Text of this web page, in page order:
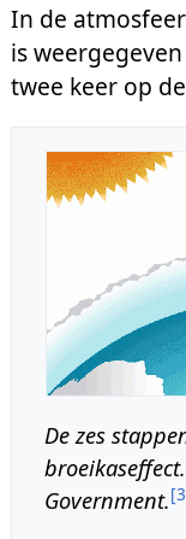
In de
is
twee keer op
De zes
Government.[3